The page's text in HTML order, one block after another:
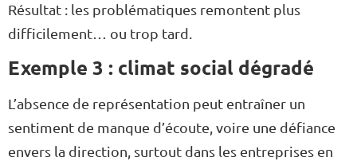
Résultat : les problématiques remontent plus
difficilement… ou trop tard.
Exemple 3 : climat social dégradé
L’absence de représentation peut entraîner un
sentiment de manque d’écoute, voire une défiance
envers la direction, surtout dans les entreprises en